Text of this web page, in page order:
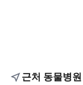
근처 동물병원